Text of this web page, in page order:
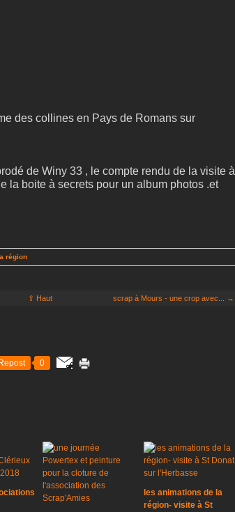
des collines en Pays de Romans sur
de Winy 33 , le compte rendu de la visite à
la boite à secrets pour un album photos .et
région
⇧ Haut scrap à Mours - une crop avec... →
Repost 0
les animations de la
région- visite à St